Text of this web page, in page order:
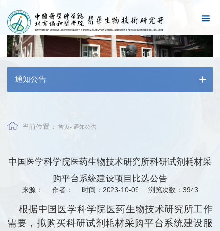
通知公告
当前位置： 首页- 通知公告
中国医学科学院医药生物技术研究所科研试剂耗材采
购平台系统建设项目比选公告
来源： 作者： 时间：2023-10-09 浏览次数： 3943
根据中国医学科学院医药生物技术研究所工作
需要，拟购买科研试剂耗材采购平台系统建设服